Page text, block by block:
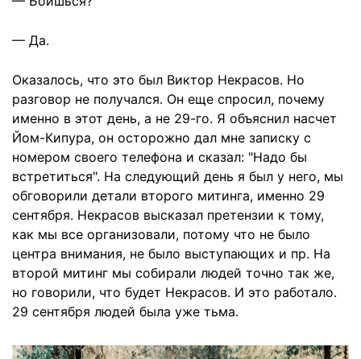
— Да.
Оказалось, что это был Виктор Некрасов. Но
разговор не получался. Он еще спросил, почему
именно в этот день, а не 29-го. Я объяснил насчет
Йом-Кипура, он осторожно дал мне записку с
номером своего телефона и сказал: "Надо бы
встретиться". На следующий день я был у него, мы
обговорили детали второго митинга, именно 29
сентября. Некрасов высказал претензии к тому,
как мы все организовали, потому что не было
центра внимания, не было выступающих и пр. На
второй митинг мы собирали людей точно так же,
но говорили, что будет Некрасов. И это работало.
29 сентября людей была уже тьма.